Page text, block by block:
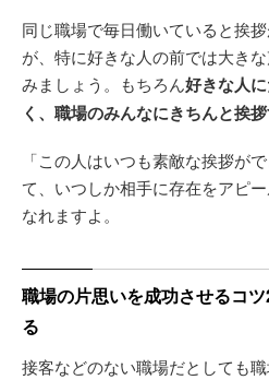
同じ職場で毎日働いていると挨
が、特に好きな人の前では大き
みましょう。もちろん好きな人
く、職場のみんなにきちんと挨
「この人はいつも素敵な挨拶が
て、いつしか相手に存在をアピ
なれますよ。
職場の片思いを成功させるコ
る
接客などのない職場だとしても